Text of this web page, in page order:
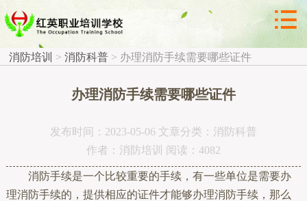

 消防科普 
消防培训 > 消防科普 > 办理消防手续需要哪些证件
办理消防手续需要哪些证件
发布时间：2023-05-06 文章分类：消防科普
作者：消防培训 阅读：4082
消防手续是一个比较重要的手续，有一些单位是需要办
理消防手续的，提供相应的证件才能够办理消防手续，那么